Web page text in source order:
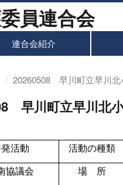
連合会紹介
20260508 早川町立早川
早川町立早川北
活動 活動の種類
協議会 場 所